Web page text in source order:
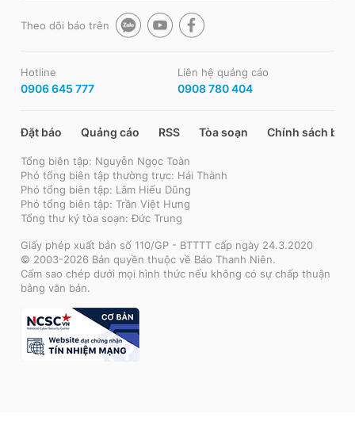
Theo dõi báo trên
Hotline
0906 645 777
Liên hệ quảng cáo
0908 780 404
Đặt báo Quảng cáo RSS Tòa soạn Chính sách bảo
Tổng biên tập: Nguyễn Ngọc Toàn
Phó tổng biên tập thường trực: Hải Thành
Phó tổng biên tập: Lâm Hiếu Dũng
Phó tổng biên tập: Trần Việt Hưng
Tổng thư ký tòa soạn: Đức Trung
Giấy phép xuất bản số 110/GP - BTTTT cấp ngày 24.3.2020
© 2003-2026 Bản quyền thuộc về Báo Thanh Niên.
Cấm sao chép dưới mọi hình thức nếu không có sự chấp thuận
bằng văn bản.